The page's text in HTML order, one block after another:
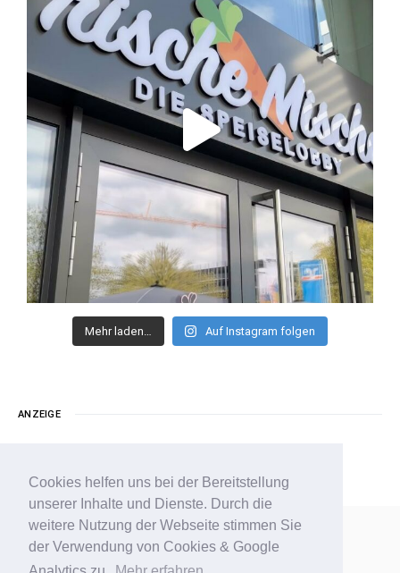
Cookies helfen uns bei der Bereitstellung
unserer Inhalte und Dienste. Durch die
weitere Nutzung der Webseite stimmen Sie
der Verwendung von Cookies & Google
Mehr laden… Auf Instagram folgen
ANZEIGE